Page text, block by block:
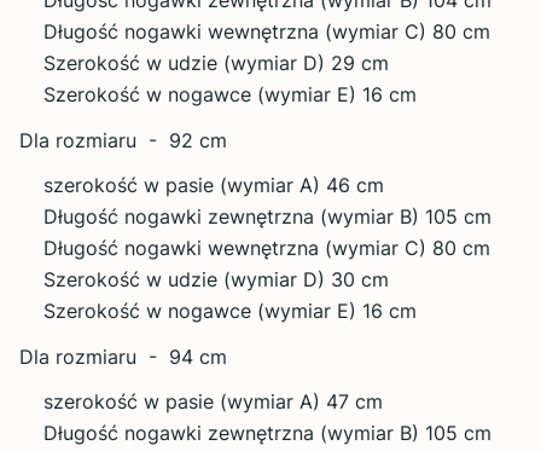
Długość nogawki wewnętrzna (wymiar C) 80 cm
Szerokość w udzie (wymiar D) 29 cm
Szerokość w nogawce (wymiar E) 16 cm
Dla rozmiaru - 92 cm
szerokość w pasie (wymiar A) 46 cm
Długość nogawki zewnętrzna (wymiar B) 105 cm
Długość nogawki wewnętrzna (wymiar C) 80 cm
Szerokość w udzie (wymiar D) 30 cm
Szerokość w nogawce (wymiar E) 16 cm
Dla rozmiaru - 94 cm
szerokość w pasie (wymiar A) 47 cm
Długość nogawki zewnętrzna (wymiar B) 105 cm